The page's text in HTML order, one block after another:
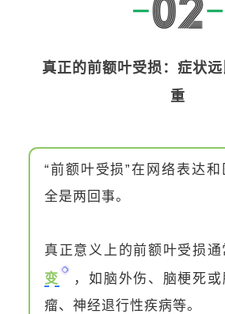
真正的前额叶受损：症状
重
“前额叶受损”在网络表达
全是两回事。
真正意义上的前额叶受损通
变
，如脑外伤、 脑梗死或
瘤、神经退行性疾病等。